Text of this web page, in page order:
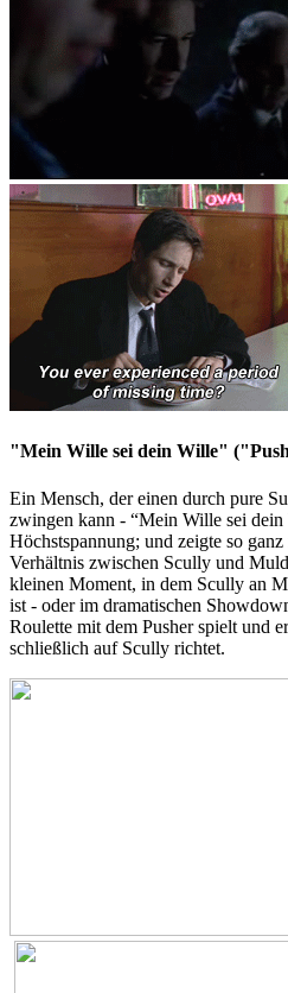
"Mein Wille sei dein Wille"
Ein Mensch, der einen durch pure
zwingen kann - “Mein Wille sei
Höchstspannung; und zeigte so
Verhältnis zwischen Scully und
kleinen Moment, in dem Scully an
ist - oder im dramatischen
Roulette mit dem Pusher spielt und
schließlich auf Scully richtet.